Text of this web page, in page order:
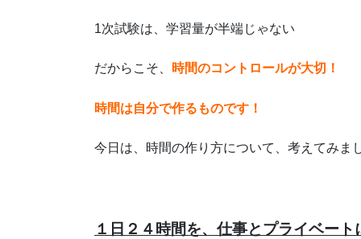
1次試験は、学習量が半端じゃない
だからこそ、 時間のコントロールが大切！
時間は自分で作るものです！
今日は、時間の作り方について、考えてみま
１日２４時間を、仕事とプライベート